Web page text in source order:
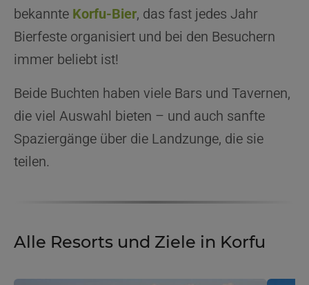
bekannte Korfu-Bier, das fast jedes Jahr
Bierfeste organisiert und bei den Besuchern
immer beliebt ist!
Beide Buchten haben viele Bars und Tavernen,
die viel Auswahl bieten – und auch sanfte
Spaziergänge über die Landzunge, die sie
teilen.
Alle Resorts und Ziele in Korfu